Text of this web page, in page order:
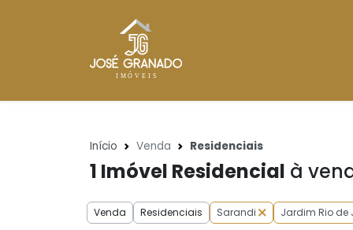
Início Venda Residenciais
1 Imóvel Residencial à
Venda Residenciais Sarandi Jardim Rio de